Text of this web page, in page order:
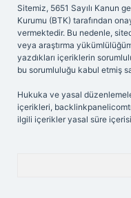
Sitemiz, 5651 Sayılı Kanun
Kurumu (BTK) tarafından
vermektedir. Bu nedenle,
veya araştırma
yazdıkları içeriklerin
bu sorumluluğu kabul etmiş
Hukuka ve yasal
içerikleri,
ilgili içerikler yasal süre